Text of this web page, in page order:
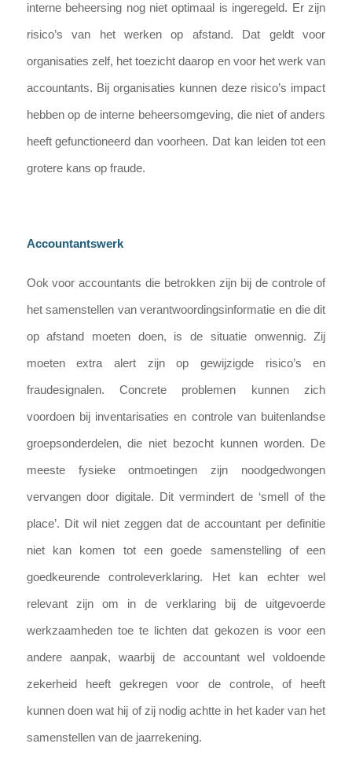
interne beheersing nog niet optimaal is ingeregeld. Er zijn
risico’s van het werken op afstand. Dat geldt voor
organisaties zelf, het toezicht daarop en voor het werk van
accountants. Bij organisaties kunnen deze risico’s impact
hebben op de interne beheersomgeving, die niet of anders
heeft gefunctioneerd dan voorheen. Dat kan leiden tot een
grotere kans op fraude.
Accountantswerk
Ook voor accountants die betrokken zijn bij de controle of
het samenstellen van verantwoordingsinformatie en die dit
op afstand moeten doen, is de situatie onwennig. Zij
moeten extra alert zijn op gewijzigde risico’s en
fraudesignalen. Concrete problemen kunnen zich
voordoen bij inventarisaties en controle van buitenlandse
groepsonderdelen, die niet bezocht kunnen worden. De
meeste fysieke ontmoetingen zijn noodgedwongen
vervangen door digitale. Dit vermindert de ‘smell of the
place’. Dit wil niet zeggen dat de accountant per definitie
niet kan komen tot een goede samenstelling of een
goedkeurende controleverklaring. Het kan echter wel
relevant zijn om in de verklaring bij de uitgevoerde
werkzaamheden toe te lichten dat gekozen is voor een
andere aanpak, waarbij de accountant wel voldoende
zekerheid heeft gekregen voor de controle, of heeft
kunnen doen wat hij of zij nodig achtte in het kader van het
samenstellen van de jaarrekening.